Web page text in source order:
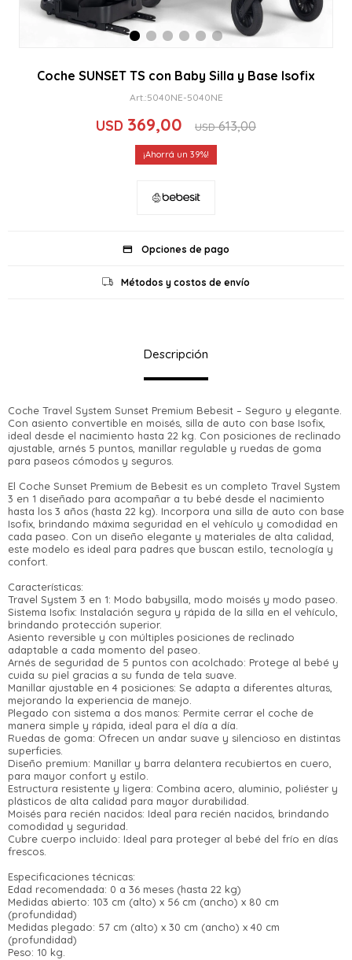
Coche SUNSET TS con Baby Silla y Base Isofix
5040NE-5040NE
USD 369,00 USD 613,00
39
Opciones de pago
Métodos y costos de envío
Descripción
Coche Travel System Sunset Premium Bebesit – Seguro y elegante.
Con asiento convertible en moisés, silla de auto con base Isofix,
ideal desde el nacimiento hasta 22 kg. Con posiciones de reclinado
ajustable, arnés 5 puntos, manillar regulable y ruedas de goma
para paseos cómodos y seguros.
El Coche Sunset Premium de Bebesit es un completo Travel System
3 en 1 diseñado para acompañar a tu bebé desde el nacimiento
hasta los 3 años (hasta 22 kg). Incorpora una silla de auto con base
Isofix, brindando máxima seguridad en el vehículo y comodidad en
cada paseo. Con un diseño elegante y materiales de alta calidad,
este modelo es ideal para padres que buscan estilo, tecnología y
confort.
Características:
Travel System 3 en 1: Modo babysilla, modo moisés y modo paseo.
Sistema Isofix: Instalación segura y rápida de la silla en el vehículo,
brindando protección superior.
Asiento reversible y con múltiples posiciones de reclinado
adaptable a cada momento del paseo.
Arnés de seguridad de 5 puntos con acolchado: Protege al bebé y
cuida su piel gracias a su funda de tela suave.
Manillar ajustable en 4 posiciones: Se adapta a diferentes alturas,
mejorando la experiencia de manejo.
Plegado con sistema a dos manos: Permite cerrar el coche de
manera simple y rápida, ideal para el día a día.
Ruedas de goma: Ofrecen un andar suave y silencioso en distintas
superficies.
Diseño premium: Manillar y barra delantera recubiertos en cuero,
para mayor confort y estilo.
Estructura resistente y ligera: Combina acero, aluminio, poliéster y
plásticos de alta calidad para mayor durabilidad.
Moisés para recién nacidos: Ideal para recién nacidos, brindando
comodidad y seguridad.
Cubre cuerpo incluido: Ideal para proteger al bebé del frío en días
frescos.
Especificaciones técnicas:
Edad recomendada: 0 a 36 meses (hasta 22 kg)
Medidas abierto: 103 cm (alto) x 56 cm (ancho) x 80 cm
(profundidad)
Medidas plegado: 57 cm (alto) x 30 cm (ancho) x 40 cm
(profundidad)
Peso: 10 kg.
Comprá ahora y Pagá
Después, hasta en 12
cuotas y sin tocar tu
tarjeta de crédito
¡Sumate a la forma más ágil de comprar!
Comprá en 3 cuotas sin recargo o hasta en
12 cuotas * ¡Solo con tu cédula!
* sujeto aprobación crediticia.
con Pago Después:
Cédula de identidad
Celular
Fecha de nacimiento
Día
Estás calificado para comprar usando Pago
Después.
¡Tenés hasta
para comprar en las cuotas
que prefieras!
Elegís Pago Después como metodo
de pago
* sujeto a aprobación crediticia. El monto disponible
Ups!
Parece que no tenes oferta, lamentamos el
inconveniente, por cualquier duda
¡Algo salió mal!
Por favor intenta nuevamente mas tarde.